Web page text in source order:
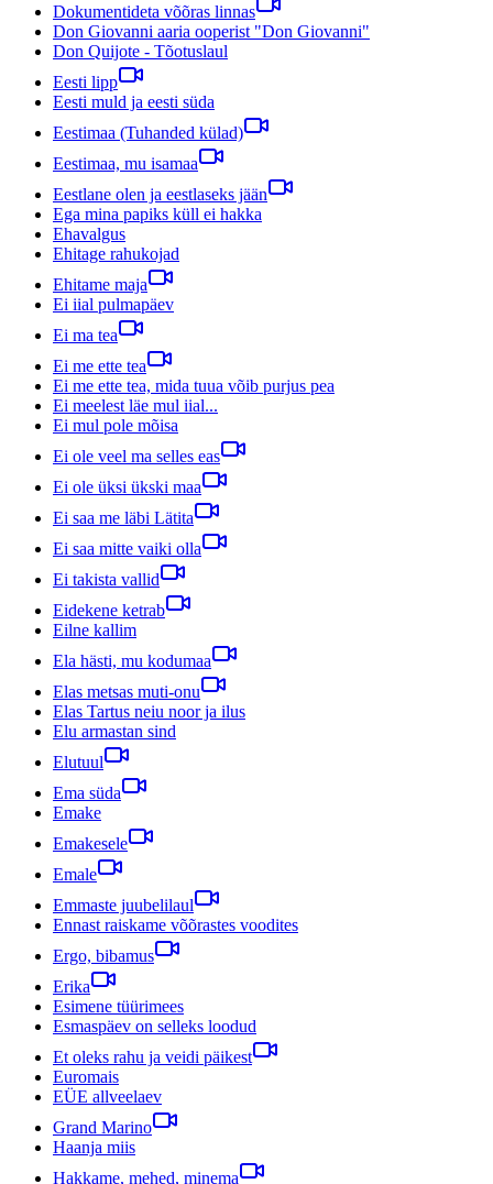
Dokumentideta võõras linnas
Don Giovanni aaria ooperist "Don Giovanni"
Don Quijote - Tõotuslaul
Eesti lipp
Eesti muld ja eesti süda
Eestimaa (Tuhanded külad)
Eestimaa, mu isamaa
Eestlane olen ja eestlaseks jään
Ega mina papiks küll ei hakka
Ehavalgus
Ehitage rahukojad
Ehitame maja
Ei iial pulmapäev
Ei ma tea
Ei me ette tea
Ei me ette tea, mida tuua võib purjus pea
Ei meelest läe mul iial...
Ei mul pole mõisa
Ei ole veel ma selles eas
Ei ole üksi ükski maa
Ei saa me läbi Lätita
Ei saa mitte vaiki olla
Ei takista vallid
Eidekene ketrab
Eilne kallim
Ela hästi, mu kodumaa
Elas metsas muti-onu
Elas Tartus neiu noor ja ilus
Elu armastan sind
Elutuul
Ema süda
Emake
Emakesele
Emale
Emmaste juubelilaul
Ennast raiskame võõrastes voodites
Ergo, bibamus
Erika
Esimene tüürimees
Esmaspäev on selleks loodud
Et oleks rahu ja veidi päikest
Euromais
EÜE allveelaev
Grand Marino
Haanja miis
Hakkame, mehed, minema